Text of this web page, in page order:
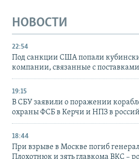
НОВОСТИ
22:54
Под санкции США попали
компании, связанные с
19:15
В СБУ заявили о поражении
охраны ФСБ в Керчи и НПЗ в
18:44
При взрыве в Москве погиб
Плохотнюк и зять главкома ВКС –